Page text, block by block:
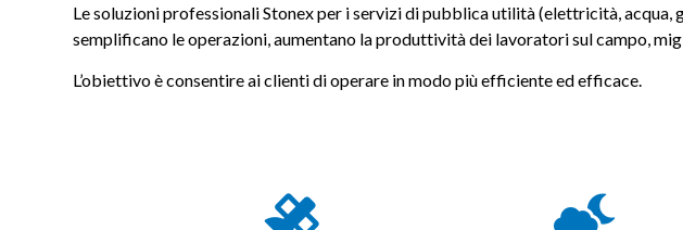
Le soluzioni professionali Stonex per i servizi di pubblica utilità (elettricità,
semplificano le operazioni, aumentano la produttività dei lavoratori sul campo,
L’obiettivo è consentire ai clienti di operare in modo più efficiente ed efficace.